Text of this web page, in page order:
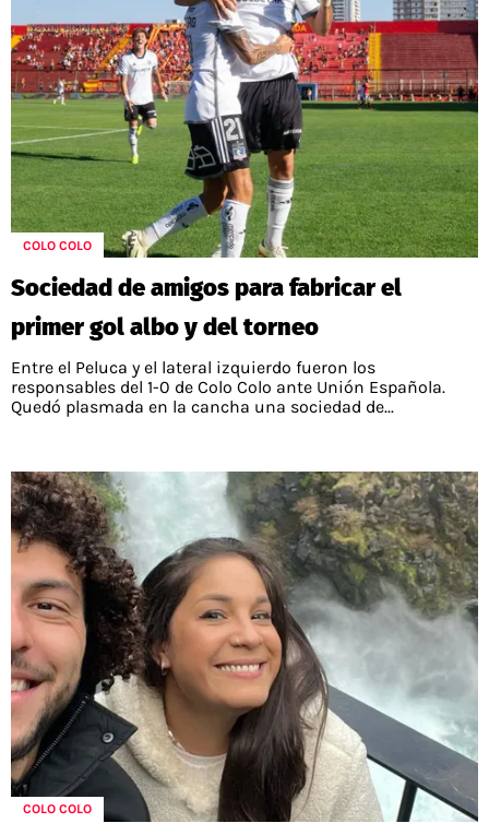
COLO COLO
Sociedad de amigos para fabricar el
primer gol albo y del torneo
Entre el Peluca y el lateral izquierdo fueron los
responsables del 1-0 de Colo Colo ante Unión Española.
Quedó plasmada en la cancha una sociedad de...
COLO COLO